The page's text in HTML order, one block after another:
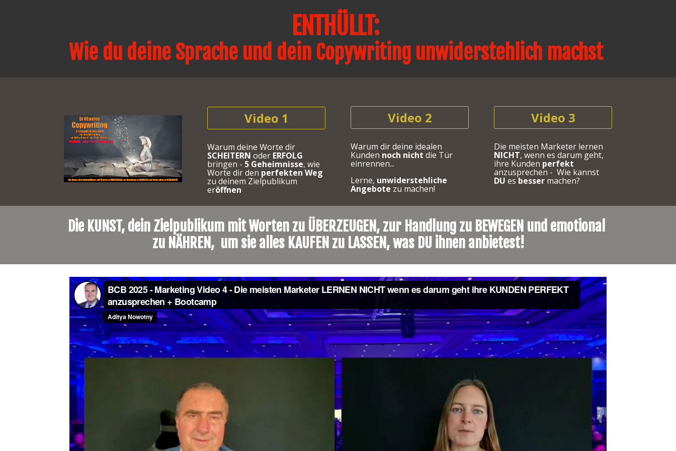
ENTHÜLLT:
Wie du deine Sprache und dein Copywriting unwiderstehlich machst
Video 1
Warum deine Worte dir
SCHEITERN oder ERFOLG
bringen - 5 Geheimnisse, wie
Worte dir den perfekten Weg
zu deinem Zielpublikum
eröffnen
Video 2
Warum dir deine idealen
Kunden noch nicht die Tür
einrennen...
Lerne, unwiderstehliche
Angebote zu machen!
Video 3
NICHT, wenn es darum geht,
ihre Kunden perfekt
anzusprechen -  Wie kannst
DU es besser machen?
Die KUNST, dein Zielpublikum mit Worten zu ÜBERZEUGEN, zur Handlung zu BEWEGEN und emotional
zu NÄHREN,  um sie alles KAUFEN zu LASSEN, was DU ihnen anbietest!